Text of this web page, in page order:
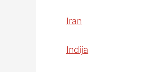
Iran
Indija